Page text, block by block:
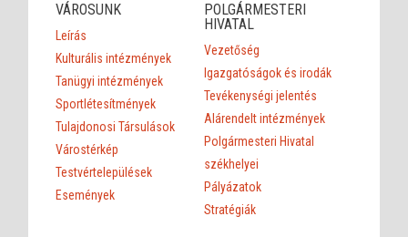
VÁROSUNK
Leírás
Kulturális intézmények
Tanügyi intézmények
Sportlétesítmények
Tulajdonosi Társulások
Várostérkép
Testvértelepülések
Események
POLGÁRMESTERI
HIVATAL
Vezetőség
Igazgatóságok és irodák
Tevékenységi jelentés
Alárendelt intézmények
Polgármesteri Hivatal
székhelyei
Pályázatok
Stratégiák